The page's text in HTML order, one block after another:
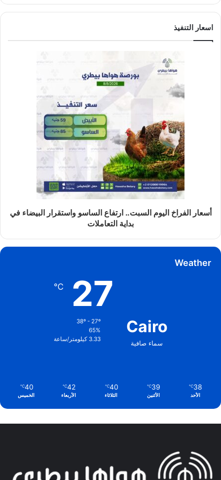
اسعار التنفيذ
أسعار الفراخ اليوم السبت.. ارتفاع الساسو واستقرار البيضاء في
بداية التعاملات
Weather
Cairo
سماء صافية
27
℃
38º - 27º
65%
3.33 كيلومتر/ساعة
38
℃
الأحد
39
℃
الأثنين
40
℃
الثلاثاء
42
℃
الأربعاء
40
℃
الخميس